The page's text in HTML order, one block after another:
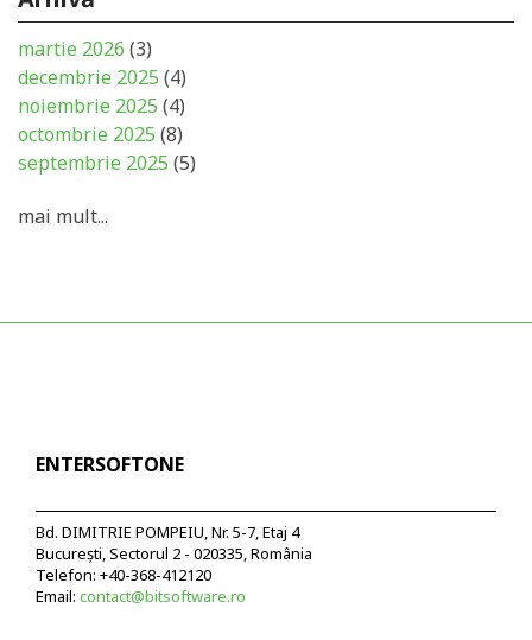
martie 2026 (3)
decembrie 2025 (4)
noiembrie 2025 (4)
octombrie 2025 (8)
septembrie 2025 (5)
mai mult...
ENTERSOFTONE
Bd. DIMITRIE POMPEIU, Nr. 5-7, Etaj 4
București, Sectorul 2 - 020335, România
Telefon: +40-368-412120
Email: contact@bitsoftware.ro